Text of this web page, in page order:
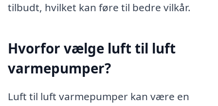
tilbudt, hvilket kan føre til bedre vilkår.
Hvorfor vælge luft til luft
varmepumper?
Luft til luft varmepumper kan være en